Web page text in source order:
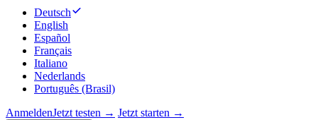
Deutsch
English
Español
Français
Italiano
Nederlands
Português (Brasil)
AnmeldenJetzt testen → Jetzt starten →